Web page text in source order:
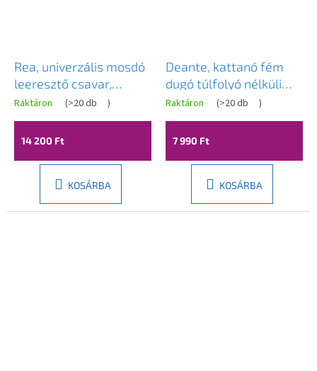
Rea, univerzális mosdó
leeresztő csavar,
ClickClack típusú,
fényes réz, REA-A5698
Raktáron (>20 db )
14 200 Ft
KOSÁRBA
Deante, kattanó fém
dugó túlfolyó nélküli
mosogatóhoz, kerek,
króm, NHC_010A
Raktáron (>20 db )
7 990 Ft
KOSÁRBA